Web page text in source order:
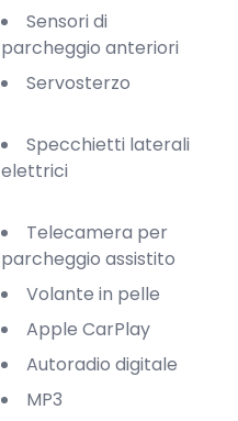
Sensori di
parcheggio anteriori
Servosterzo
Specchietti laterali
elettrici
Telecamera per
parcheggio assistito
Volante in pelle
Apple CarPlay
Autoradio digitale
MP3